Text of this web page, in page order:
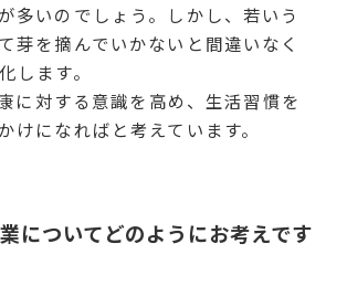
多いのでしょう。しかし、若いう
芽を摘んでいかないと間違いなく
します。
に対する意識を高め、生活習慣を
けになればと考えています。
についてどのようにお考えです